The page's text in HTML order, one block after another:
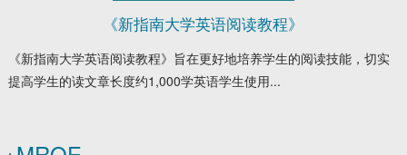
《新指南大学英语阅读教程》
《新指南大学英语阅读教程》旨在更好地培养学生的阅读技能，切实
提高学生的读文章长度约1,000学英语学生使用...